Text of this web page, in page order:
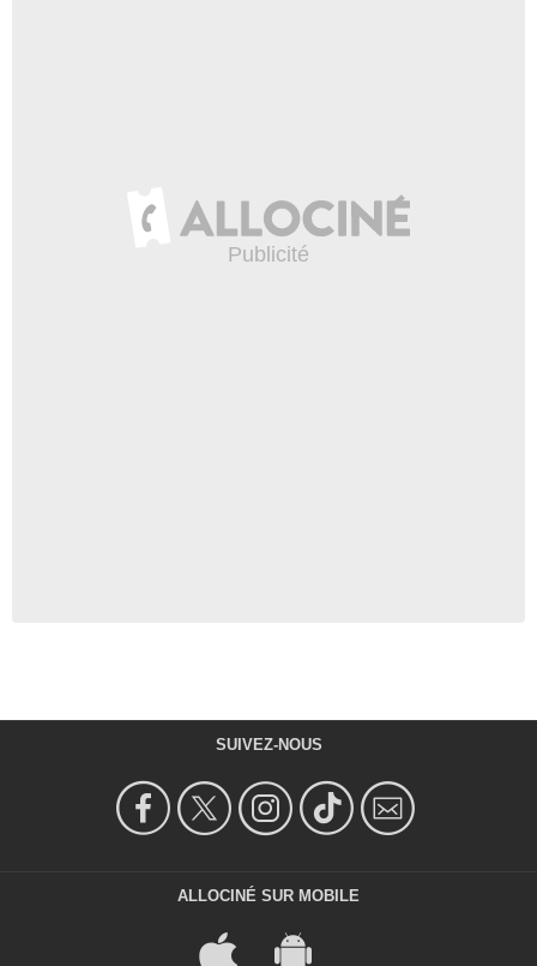
SUIVEZ-NOUS
ALLOCINÉ SUR MOBILE